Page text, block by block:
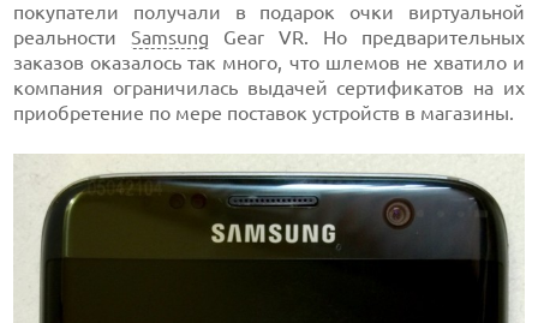
покупатели получали в подарок очки виртуальной
реальностиSamsung Gear VR. Но предварительных
заказов оказалось так много, что шлемов не хватило и
компания ограничилась выдачей сертификатов на их
приобретение по мере поставок устройств в магазины.